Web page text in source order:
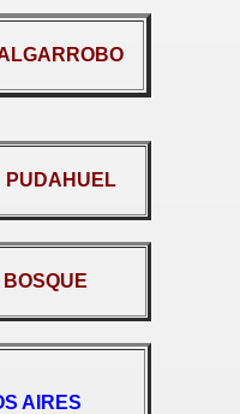
PUDAHUEL
AIRES